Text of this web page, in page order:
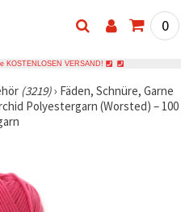
0
KOSTENLOSEN VERSAND!
(3219)› Fäden, Schnüre, Garne
Polyestergarn (Worsted) – 100